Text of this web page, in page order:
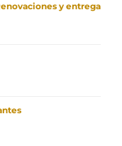
y entrega